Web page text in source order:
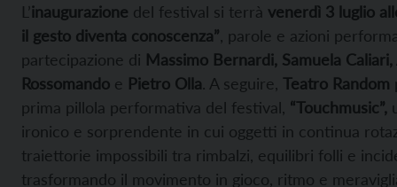
L’inaugurazione del festival si terrà venerdì 3 luglio
il gesto diventa conoscenza” , parole e azioni
partecipazione di Massimo Bernardi, Samuela
Rossomando e Pietro Olla. A seguire, Teatro Random
prima pillola performativa del festival, “Touchmusic”,
ironico e sorprendente in cui oggetti in continua
traiettorie impossibili tra rimbalzi, equilibri folli e
trasformando il movimento in gioco, ritmo e